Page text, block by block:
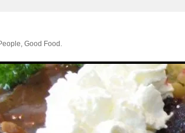
.Good People, Good Food